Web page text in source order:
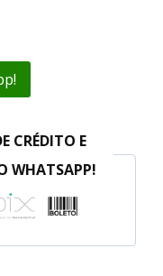
CRÉDITO E
WHATSAPP!